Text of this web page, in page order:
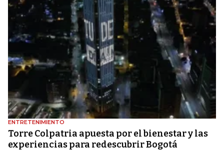
ENTRETENIMIENTO
Torre Colpatria apuesta por el bienestar y las
experiencias para redescubrir Bogotá